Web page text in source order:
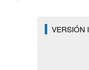
VERSIÓN